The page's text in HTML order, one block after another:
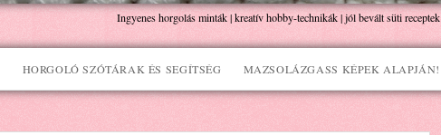
Ingyenes horgolás minták | kreatív hobby-technikák | jól bevált süti receptek
HORGOLÓ SZÓTÁRAK ÉS SEGÍTSÉG MAZSOLÁZGASS KÉPEK ALAPJÁN!